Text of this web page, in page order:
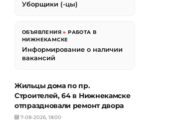
Уборщики (-цы)
ОБЪЯВЛЕНИЯ »РАБОТА В
НИЖНЕКАМСКЕ
Информирование о наличии
вакансий
Жильцы дома по пр.
Строителей, 64 в Нижнекамске
отпраздновали ремонт двора
7-08-2026, 18:00